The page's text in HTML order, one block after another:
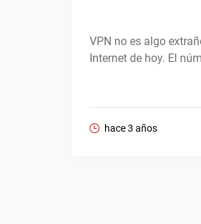
VPN no es algo
Internet de hoy. El
hace 3 años